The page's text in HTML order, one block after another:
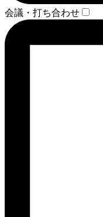
会議・打ち合わせ